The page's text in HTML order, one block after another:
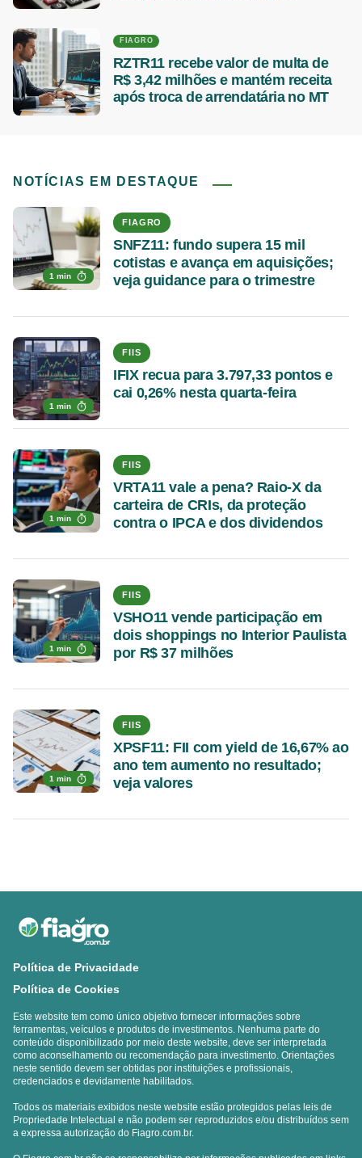
FIAGRO
RZTR11 recebe valor de multa de
R$ 3,42 milhões e mantém receita
após troca de arrendatária no MT
NOTÍCIAS EM DESTAQUE
1 min
FIAGRO
SNFZ11: fundo supera 15 mil
cotistas e avança em aquisições;
veja guidance para o trimestre
1 min
FIIS
IFIX recua para 3.797,33 pontos e
cai 0,26% nesta quarta-feira
1 min
FIIS
VRTA11 vale a pena? Raio-X da
carteira de CRIs, da proteção
contra o IPCA e dos dividendos
1 min
FIIS
VSHO11 vende participação em
dois shoppings no Interior Paulista
por R$ 37 milhões
1 min
FIIS
XPSF11: FII com yield de 16,67% ao
ano tem aumento no resultado;
veja valores
Política de Privacidade
Política de Cookies
Este website tem como único objetivo fornecer informações sobre
ferramentas, veículos e produtos de investimentos. Nenhuma parte do
conteúdo disponibilizado por meio deste website, deve ser interpretada
como aconselhamento ou recomendação para investimento. Orientações
neste sentido devem ser obtidas por instituições e profissionais,
credenciados e devidamente habilitados.
Todos os materiais exibidos neste website estão protegidos pelas leis de
Propriedade Intelectual e não podem ser reproduzidos e/ou distribuídos sem
a expressa autorização do Fiagro.com.br.